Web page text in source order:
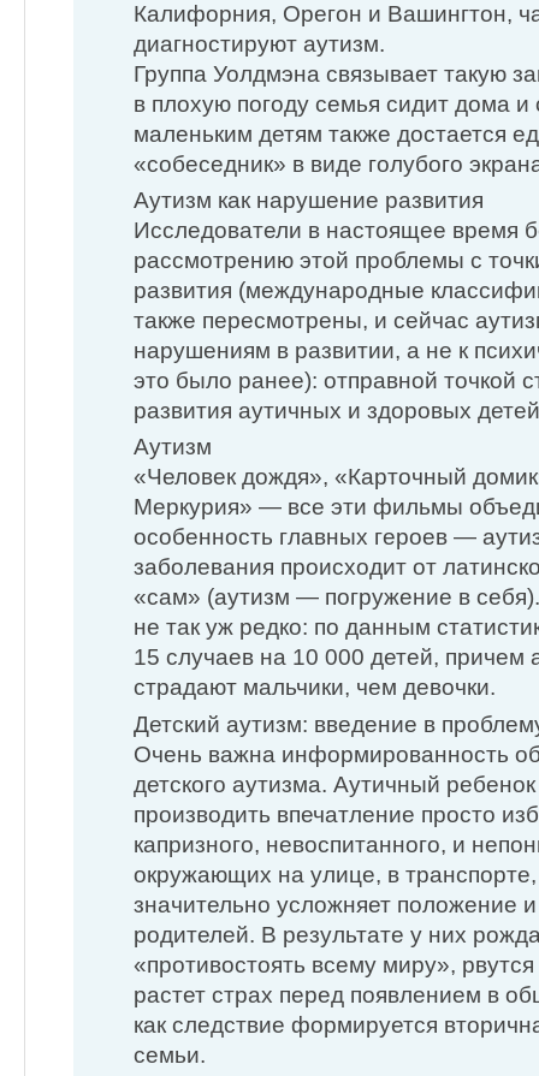
Калифорния, Орегон и Вашингтон,
диагностируют аутизм.
Группа Уолдмэна связывает такую
в плохую погоду семья сидит дома и
маленьким детям также достается
«собеседник» в виде голубого
Аутизм как нарушение развития
Исследователи в настоящее время
рассмотрению этой проблемы с
развития (международные
также пересмотрены, и сейчас
нарушениям в развитии, а не к
это было ранее): отправной точкой
развития аутичных и здоровых детей
Аутизм
«Человек дождя», «Карточный
Меркурия» — все эти фильмы
особенность главных героев —
заболевания происходит от
«сам» (аутизм — погружение в
не так уж редко: по данным
15 случаев на 10 000 детей, причем
страдают мальчики, чем девочки.
Детский аутизм: введение в
Очень важна информированность
детского аутизма. Аутичный
производить впечатление просто
капризного, невоспитанного, и
окружающих на улице, в
значительно усложняет положение
родителей. В результате у них
«противостоять всему миру»,
растет страх перед появлением в
как следствие формируется
семьи.